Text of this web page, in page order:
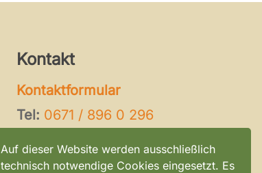
Kontakt
Kontaktformular
Tel: 0671 / 896 0 296
bad-kreuznach.de
Auf dieser Website werden ausschließlich
technisch notwendige Cookies eingesetzt. Es